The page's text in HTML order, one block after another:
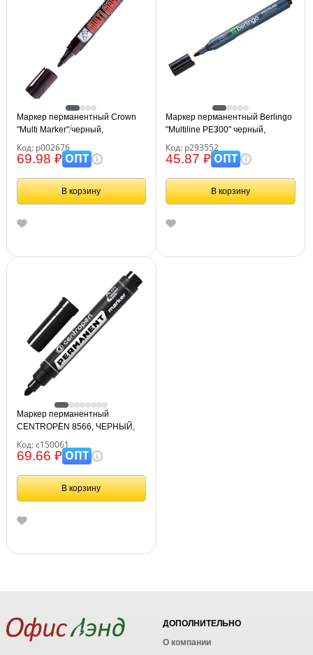
Маркер перманентный Crown
"Multi Marker" черный,
Код: р002676
69.98 ₽ОПТ
В корзину
Маркер перманентный Berlingo
"Multiline PE300" черный,
Код: р293552
45.87 ₽ОПТ
В корзину
Маркер перманентный
CENTROPEN 8566, ЧЕРНЫЙ,
8566 0112
Код: с150061
69.66 ₽ОПТ
В корзину
ДОПОЛНИТЕЛЬНО
О компании